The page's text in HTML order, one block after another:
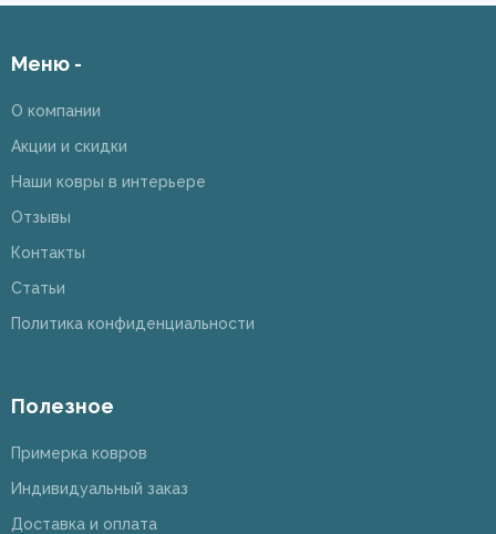
Меню -
О компании
Акции и скидки
Наши ковры в интерьере
Отзывы
Контакты
Статьи
Политика конфиденциальности
Полезное
Примерка ковров
Индивидуальный заказ
Доставка и оплата